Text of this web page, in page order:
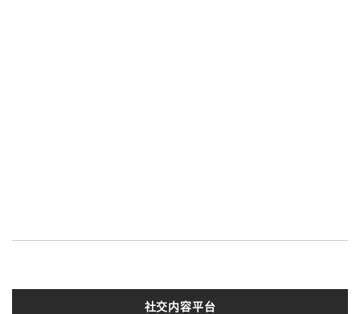
社交内容平台